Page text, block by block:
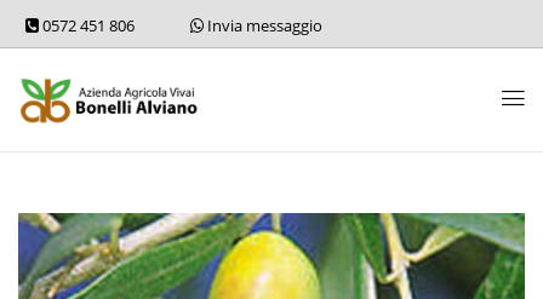
0572 451 806 Invia messaggio